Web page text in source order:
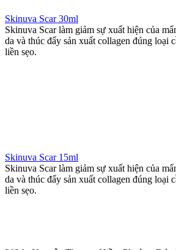
Skinuva Scar 30ml
Skinuva Scar làm giảm sự xuất hiện của
da và thúc đẩy sản xuất collagen đúng loại
liền sẹo.
Skinuva Scar 15ml
Skinuva Scar làm giảm sự xuất hiện của
da và thúc đẩy sản xuất collagen đúng loại
liền sẹo.